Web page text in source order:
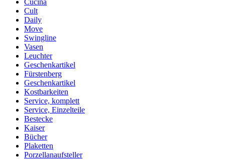
Cucina
Cult
Daily
Move
Swingline
Vasen
Leuchter
Geschenkartikel
Fürstenberg
Geschenkartikel
Kostbarkeiten
Service, komplett
Service, Einzelteile
Bestecke
Kaiser
Bücher
Plaketten
Porzellanaufsteller